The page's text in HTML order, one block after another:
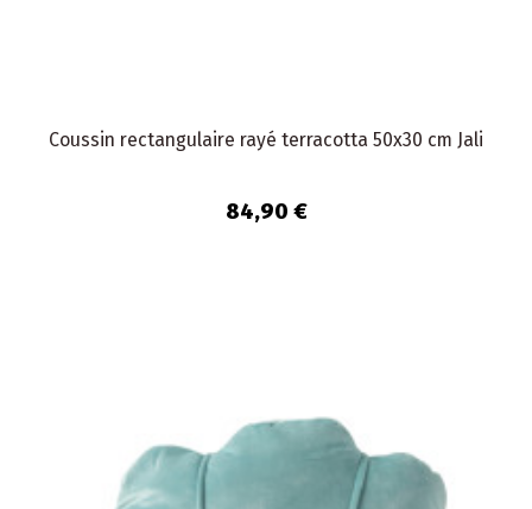
Coussin rectangulaire rayé terracotta 50x30 cm Jali
84,90 €